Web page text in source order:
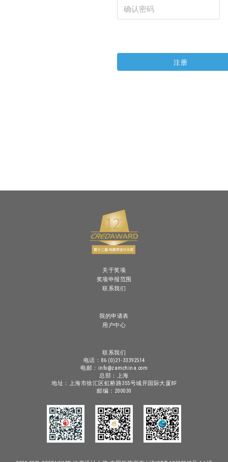
关于奖项
奖项申报范围
联系我们
我的申请表
用户中心
联系我们
电话：86 (0)21-33392514
电邮：info@zamchina.com
总部：上海
地址：上海市徐汇区虹桥路355号城开国际大厦8F
邮编：200030